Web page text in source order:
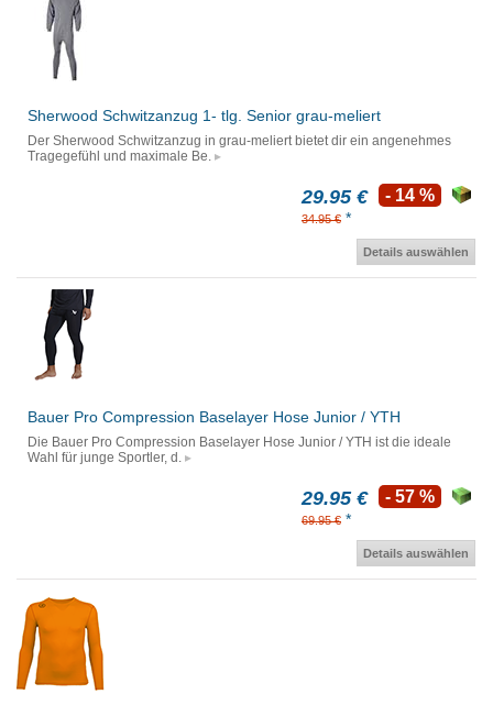
Sherwood Schwitzanzug 1- tlg. Senior grau-meliert
Der Sherwood Schwitzanzug in grau-meliert bietet dir ein angenehmes
Tragegefühl und maximale Be.
29.95 €
34.95 € *
- 14 %
Details auswählen
Bauer Pro Compression Baselayer Hose Junior / YTH
Die Bauer Pro Compression Baselayer Hose Junior / YTH ist die ideale
Wahl für junge Sportler, d.
29.95 €
69.95 € *
- 57 %
Details auswählen